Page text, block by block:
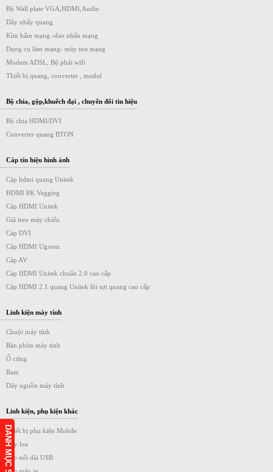
Bộ Wall plate VGA,HDMI,Audio
Dây nhẩy quang
Kìm bấm mạng -dao nhấn mạng
Dụng cụ làm mạng- máy test mạng
Modem ADSL, Bộ phát wifi
Thiết bị quang, converter , modul
Bộ chia, gộp,khuếch đại , chuyển đổi tin hiệu
Bộ chia HDMI/DVI
Converter quang BTON
Cáp tín hiệu hình ảnh
Cáp hdmi quang Unitek
HDMI 8K Veggieg
Cáp HDMI Unitek
Giá treo máy chiếu
Cáp DVI
Cáp HDMI Ugreen
Cáp AV
Cáp HDMI Unitek chuẩn 2.0 cao cấp
Cáp HDMI 2.1 quang Unitek lõi sợi quang cao cấp
Linh kiện máy tính
Chuột máy tính
Bàn phím máy tinh
Ổ cứng
Ram
Dây nguồn máy tính
Linh kiện, phụ kiện khác
Thiết bị phụ kiện Mobile
Dây loa
Cáp nối dài USB